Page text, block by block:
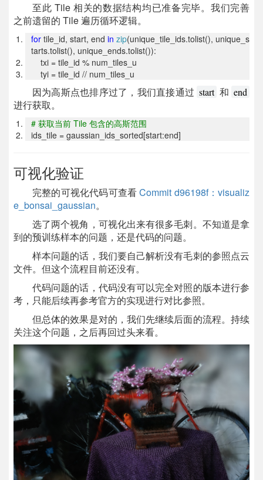
至此 Tile 相关的数据结构均已准备完毕。我们完善
之前遗留的 Tile 遍历循环逻辑。
for tile_id, start, end in zip(unique_tile_ids.tolist(), unique_s
tarts.tolist(), unique_ends.tolist()):
txi = tile_id % num_tiles_u
tyi = tile_id // num_tiles_u
因为高斯点也排序过了，我们直接通过 start 和 end
进行获取。
# 获取当前 Tile 包含的高斯范围
ids_tile = gaussian_ids_sorted[start:end]
可视化验证
完整的可视化代码可查看Commit d96198f：visualiz
e_bonsai_gaussian。
选了两个视角，可视化出来有很多毛刺。不知道是拿
到的预训练样本的问题，还是代码的问题。
样本问题的话，我们要自己解析没有毛刺的参照点云
文件。但这个流程目前还没有。
代码问题的话，代码没有可以完全对照的版本进行参
考，只能后续再参考官方的实现进行对比参照。
但总体的效果是对的，我们先继续后面的流程。持续
关注这个问题，之后再回过头来看。